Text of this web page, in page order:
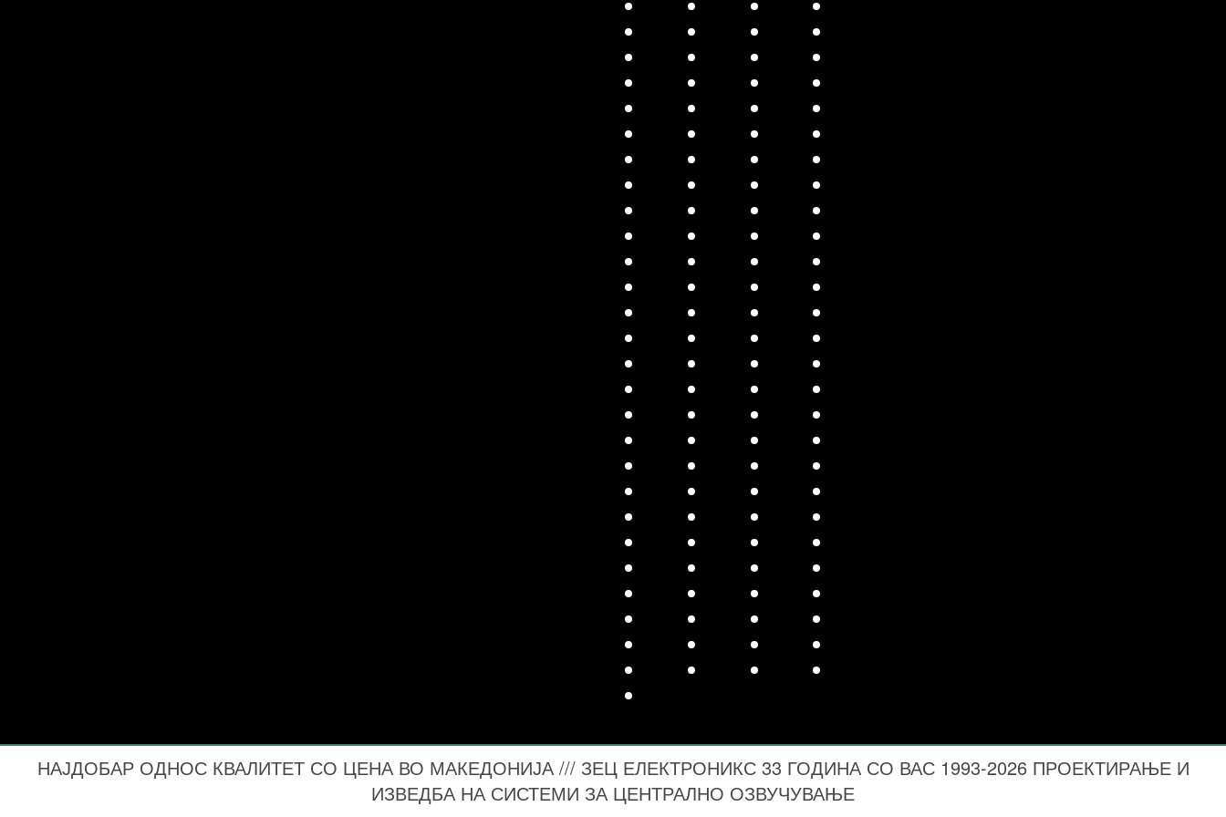
НАЈДОБАР ОДНОС КВАЛИТЕТ СО ЦЕНА ВО МАКЕДОНИЈА /// ЗЕЦ ЕЛЕКТРОНИКС 33 ГОДИНА СО ВАС 1993-2026 ПРОЕКТИРАЊЕ И
ИЗВЕДБА НА СИСТЕМИ ЗА ЦЕНТРАЛНО ОЗВУЧУВАЊЕ